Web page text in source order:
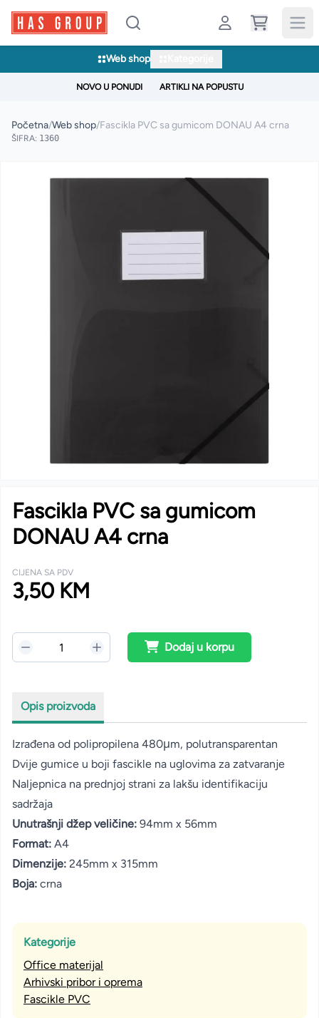
Web shop
NOVO U PONUDI ARTIKLI NA POPUSTU
Početna/Web shop/Fascikla PVC sa gumicom DONAU A4 crna
ŠIFRA: 1360
Fascikla PVC sa gumicom
DONAU A4 crna
CIJENA SA PDV
3,50 KM
Dodaj u korpu
Opis proizvoda
Izrađena od polipropilena 480μm, polutransparentan
Dvije gumice u boji fascikle na uglovima za zatvaranje
Naljepnica na prednjoj strani za lakšu identifikaciju
sadržaja
Unutrašnji džep veličine: 94mm x 56mm
Format: A4
Dimenzije: 245mm x 315mm
Boja: crna
Kategorije
Office materijal
Arhivski pribor i oprema
Fascikle PVC